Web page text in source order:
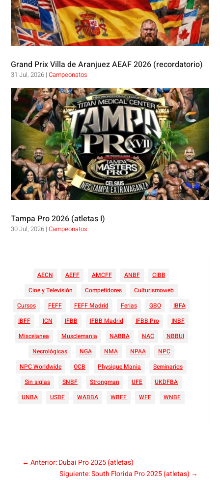
Grand Prix Villa de Aranjuez AEAF 2026 (recordatorio)
31 Jul, 2026 |Campeonatos
Tampa Pro 2026 (atletas I)
30 Jul, 2026 |Campeonatos
AECN AEFF AMCFF ANBF
CIBB
Cine y Televisión
Competidores
Culturismoweb
Cursos
FEFF FEFF Madrid Ferias GBO
IBFA
IBFF
ICN IFBB IFBB Madrid IFBB Pro
INBF
Miscelanea
Musclemania NABBA NAC
NBBUI
Necrológicas
NGA NMA NPAA
NPC
NPC Worldwide
OCB Physique Mania
Seminarios
Sin siglas
SNBF Strongman UFE
UKDFBA
UNBA
USBF WABBA WBFF WFF WNBF
← Anterior: Dubai Pro 2025 (atletas)
Siguiente: South Florida Pro 2025 (atletas) →